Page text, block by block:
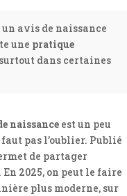
avis de naissance
une pratique
dans certaines
naissance est un peu
pas l’oublier. Publié
de partager
2025, on peut le faire
plus moderne, sur